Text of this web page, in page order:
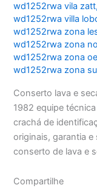
wd1252rwa vila zatt
wd1252rwa villa
wd1252rwa zona
wd1252rwa zona
wd1252rwa zona
wd1252rwa zona
Conserto lava e
1982 equipe
crachá de
originais, garantia
conserto de lava e
Compartilhe